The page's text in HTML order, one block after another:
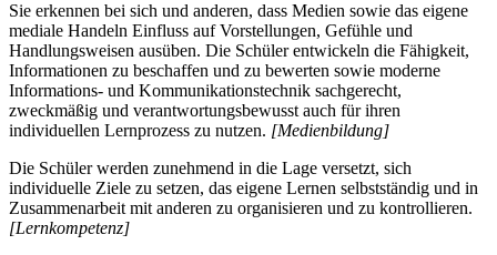
Sie erkennen bei sich und anderen, dass Medien sowie das eigene
mediale Handeln Einfluss auf Vorstellungen, Gefühle und
Handlungsweisen ausüben. Die Schüler entwickeln die Fähigkeit,
Informationen zu beschaffen und zu bewerten sowie moderne
Informations- und Kommunikationstechnik sachgerecht,
zweckmäßig und verantwortungsbewusst auch für ihren
individuellen Lernprozess zu nutzen. [Medienbildung]
Die Schüler werden zunehmend in die Lage versetzt, sich
individuelle Ziele zu setzen, das eigene Lernen selbstständig und in
Zusammenarbeit mit anderen zu organisieren und zu kontrollieren.
[Lernkompetenz]